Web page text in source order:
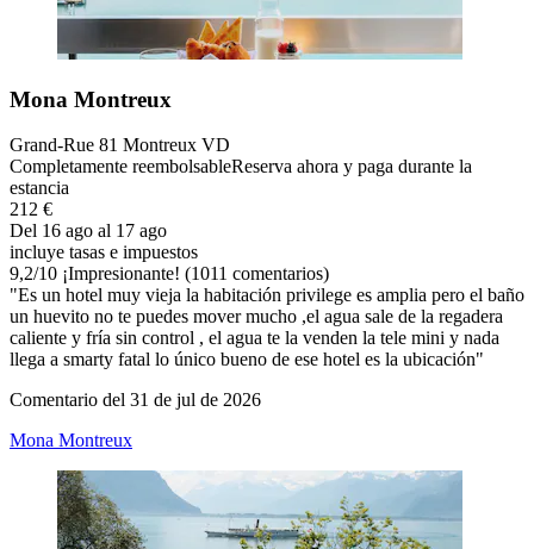
Mona Montreux
Grand-Rue 81 Montreux VD
Completamente reembolsableReserva ahora y paga durante la
estancia
212 €
Del 16 ago al 17 ago
incluye tasas e impuestos
9,2/10 ¡Impresionante! (1011 comentarios)
"Es un hotel muy vieja la habitación privilege es amplia pero el baño
un huevito no te puedes mover mucho ,el agua sale de la regadera
caliente y fría sin control , el agua te la venden la tele mini y nada
llega a smarty fatal lo único bueno de ese hotel es la ubicación"
Comentario del 31 de jul de 2026
Mona Montreux